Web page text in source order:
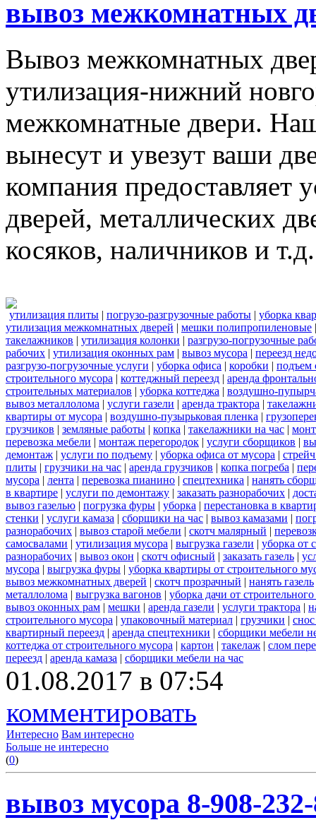
вывоз межкомнатных
Вывоз межкомнатных
утилизация-нижний
межкомнатные двери.
вынесут и увезут ваши
компания предоставляет
дверей, металлических
косяков, наличников и т.д.
утилизация плиты | погрузо-разгрузочные работы | уборка
утилизация межкомнатных дверей | мешки полипропиленовые
такелажников | утилизация колонки | разгрузо-погрузочные
рабочих | утилизация оконных рам | вывоз мусора | переезд
разгрузо-погрузочные услуги | уборка офиса | коробки | подъем
строительного мусора | коттеджный переезд | аренда
строительных материалов | уборка коттеджа | воздушно-
вывоз металлолома | услуги газели | аренда трактора |
квартиры от мусора | воздушно-пузырьковая пленка |
грузчиков | земляные работы | копка | такелажники на час |
перевозка мебели | монтаж перегородок | услуги сборщиков |
демонтаж | услуги по подъему | уборка офиса от мусора |
плиты | грузчики на час | аренда грузчиков | копка погреба |
мусора | лента | перевозка пианино | спецтехника | нанять
в квартире | услуги по демонтажу | заказать разнорабочих |
вывоз газелью | погрузка фуры | уборка | перестановка в
стенки | услуги камаза | сборщики на час | вывоз камазами |
разнорабочих | вывоз старой мебели | скотч малярный |
самосвалами | утилизация мусора | выгрузка газели | уборка от
разнорабочих | вывоз окон | скотч офисный | заказать газель |
мусора | выгрузка фуры | уборка квартиры от строительного
вывоз межкомнатных дверей | скотч прозрачный | нанять газель
металлолома | выгрузка вагонов | уборка дачи от
вывоз оконных рам | мешки | аренда газели | услуги трактора |
строительного мусора | упаковочный материал | грузчики |
квартирный переезд | аренда спецтехники | сборщики мебели
коттеджа от строительного мусора | картон | такелаж | слом
переезд | аренда камаза | сборщики мебели на час
01.08.2017 в 07:54
комментировать
Интересно Вам интересно
Больше не интересно
(0)
вывоз мусора 8-908-